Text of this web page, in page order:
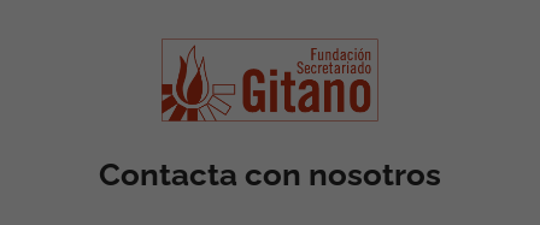
Contacta con nosotros